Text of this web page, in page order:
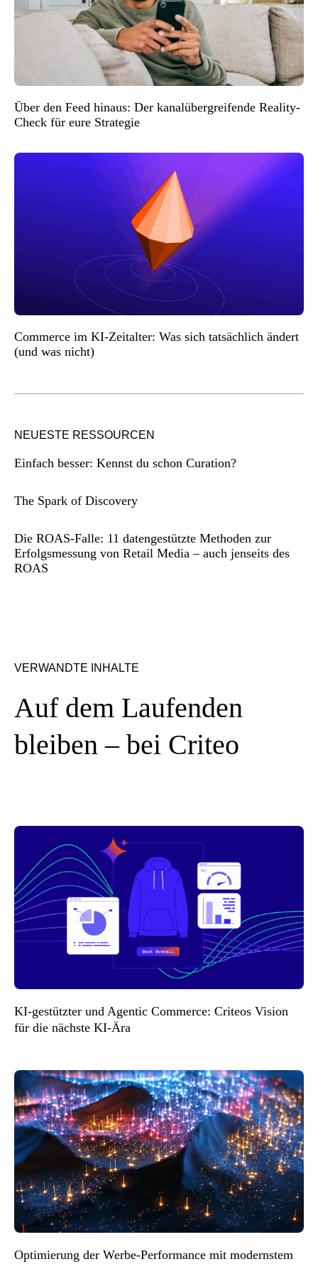
Über den Feed hinaus: Der kanalübergreifende Reality-
Check für eure Strategie
Commerce im KI-Zeitalter: Was sich tatsächlich ändert
(und was nicht)
NEUESTE RESSOURCEN
Einfach besser: Kennst du schon Curation?
The Spark of Discovery
Die ROAS-Falle: 11 datengestützte Methoden zur
Erfolgsmessung von Retail Media – auch jenseits des
ROAS
VERWANDTE INHALTE
Auf dem Laufenden
bleiben – bei Criteo
KI-gestützter und Agentic Commerce: Criteos Vision
für die nächste KI-Ära
Optimierung der Werbe-Performance mit modernstem